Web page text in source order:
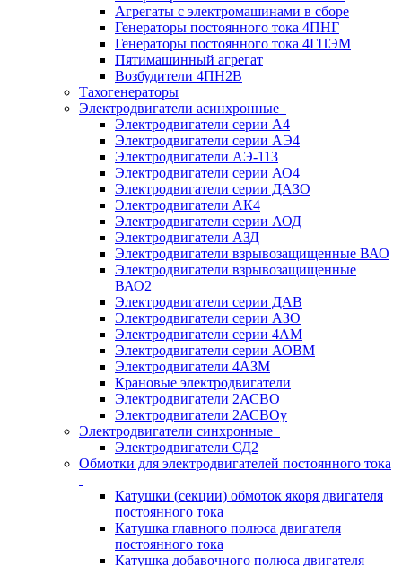
Агрегаты с электромашинами в сборе
Генераторы постоянного тока 4ПНГ
Генераторы постоянного тока 4ГПЭМ
Пятимашинный агрегат
Возбудители 4ПН2В
Тахогенераторы
Электродвигатели асинхронные
Электродвигатели серии А4
Электродвигатели серии АЭ4
Электродвигатели АЭ-113
Электродвигатели серии АО4
Электродвигатели серии ДАЗО
Электродвигатели АК4
Электродвигатели серии АОД
Электродвигатели АЗД
Электродвигатели взрывозащищенные ВАО
Электродвигатели взрывозащищенные
ВАО2
Электродвигатели серии ДАВ
Электродвигатели серии АЗО
Электродвигатели серии 4АМ
Электродвигатели серии АОВМ
Электродвигатели 4АЗМ
Крановые электродвигатели
Электродвигатели 2АСВО
Электродвигатели 2АСВОу
Электродвигатели синхронные
Электродвигатели СД2
Обмотки для электродвигателей постоянного тока
Катушки (секции) обмоток якоря двигателя
постоянного тока
Катушка главного полюса двигателя
постоянного тока
Катушка добавочного полюса двигателя